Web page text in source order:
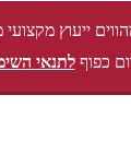
ייעוץ
כפוףלתנאי